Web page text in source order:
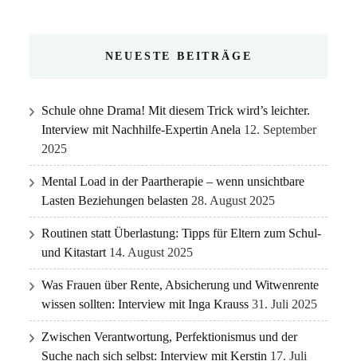
NEUESTE BEITRÄGE
Schule ohne Drama! Mit diesem Trick wird’s leichter.
Interview mit Nachhilfe-Expertin Anela 12. September
2025
Mental Load in der Paartherapie – wenn unsichtbare
Lasten Beziehungen belasten 28. August 2025
Routinen statt Überlastung: Tipps für Eltern zum Schul-
und Kitastart 14. August 2025
Was Frauen über Rente, Absicherung und Witwenrente
wissen sollten: Interview mit Inga Krauss 31. Juli 2025
Zwischen Verantwortung, Perfektionismus und der
Suche nach sich selbst: Interview mit Kerstin 17. Juli